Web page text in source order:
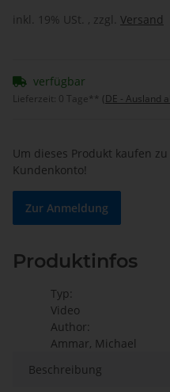
inkl. 19% USt. , zzgl. Versand
verfügbar
Lieferzeit: 0 Tage** (DE - Ausland
Um dieses Produkt kaufen
Kundenkonto!
Zur Anmeldung
Produktinfos
Typ:
Video
Author:
Ammar, Michael
Beschreibung